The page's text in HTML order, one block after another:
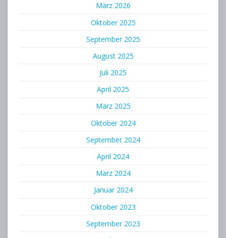
März 2026
Oktober 2025
September 2025
August 2025
Juli 2025
April 2025
März 2025
Oktober 2024
September 2024
April 2024
März 2024
Januar 2024
Oktober 2023
September 2023